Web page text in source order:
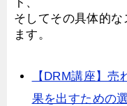
そしてその具体的
ます。
【DRM講座】
果を出すための